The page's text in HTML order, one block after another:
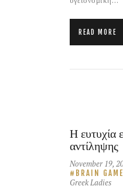
READ MORE
Η ευτυχία
αντίληψης
November 19,
BRAIN
Greek Ladies